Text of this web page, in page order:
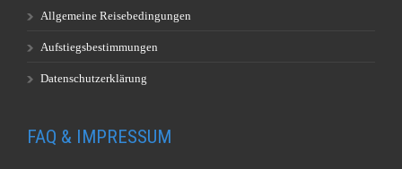
Allgemeine Reisebedingungen
Aufstiegsbestimmungen
Datenschutzerklärung
FAQ & IMPRESSUM